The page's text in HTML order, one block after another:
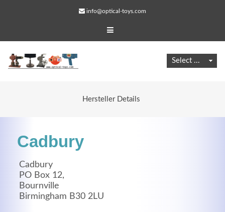
info@optical-toys.com
Hersteller Details
Cadbury
Cadbury
PO Box 12,
Bournville
Birmingham B30 2LU